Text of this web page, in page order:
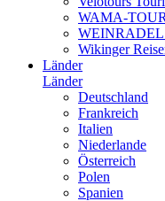
WAMA-
WEINRADEL
Wikinger
Länder
Länder
Deutschland
Frankreich
Italien
Niederlande
Österreich
Polen
Spanien